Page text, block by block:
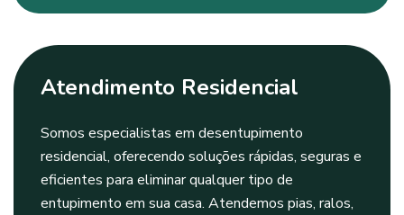
Atendimento Residencial
Somos especialistas em desentupimento
residencial, oferecendo soluções rápidas, seguras e
eficientes para eliminar qualquer tipo de
entupimento em sua casa. Atendemos pias, ralos,